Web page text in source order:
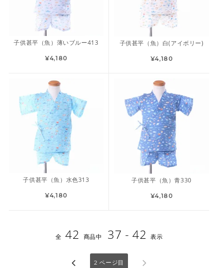
子供甚平（魚）薄いブルー413
¥4,180
子供甚平（魚）白(アイボリー)
¥4,180
子供甚平（魚）水色313
¥4,180
子供甚平（魚）青330
¥4,180
全 42 商品中 37 - 42 表示
2ページ目